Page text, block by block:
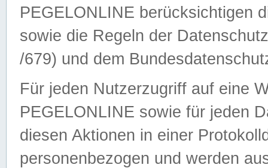
PEGELONLINE berücksichtigen
sowie die Regeln der
/679) und dem
Für jeden Nutzerzugriff auf eine
PEGELONLINE sowie für jeden
diesen Aktionen in einer
personenbezogen und werden